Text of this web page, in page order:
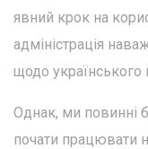
явний крок на
адміністрація
щодо українського
Однак, ми повинні
почати працювати